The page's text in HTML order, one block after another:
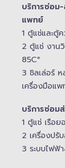
บริการซ่อม-​
แพทย์
1 ตู้แช่และตู้
2 ตู้แช่ งาน
85C°
3 ชิลเล่อร์
เครื่องมือแ
บริการซ่อม
1 ตู้แช่ เรือย
2 เครื่องปรั
3 ระบบไฟฟ้